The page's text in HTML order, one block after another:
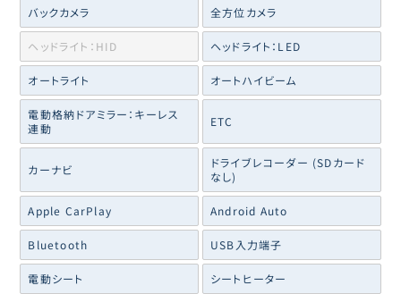
バックカメラ 全方位カメラ
ヘッドライト：HID ヘッドライト：LED
オートライト オートハイビーム
電動格納ドアミラー：キーレス
連動
ETC
カーナビ
ドライブレコーダー (SDカード
なし)
Apple CarPlay Android Auto
Bluetooth USB入力端子
電動シート シートヒーター